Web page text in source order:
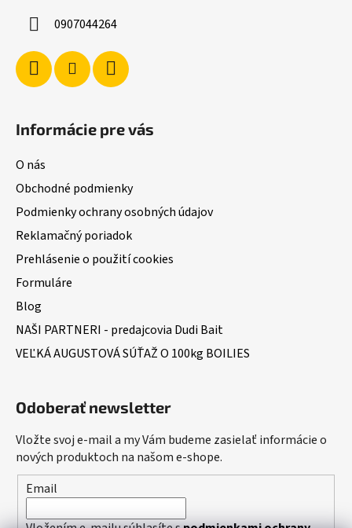
0907044264
Informácie pre vás
O nás
Obchodné podmienky
Podmienky ochrany osobných údajov
Reklamačný poriadok
Prehlásenie o použití cookies
Formuláre
Blog
NAŠI PARTNERI - predajcovia Dudi Bait
VEĽKÁ AUGUSTOVÁ SÚŤAŽ O 100kg BOILIES
Odoberať newsletter
Vložte svoj e-mail a my Vám budeme zasielať informácie o
nových produktoch na našom e-shope.
Email